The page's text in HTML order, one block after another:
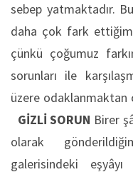
sebep yatmaktadır.
daha çok fark
çünkü çoğumuz
sorunları ile
üzere
GİZLİ SORUN Birer
olarak
galerisindeki